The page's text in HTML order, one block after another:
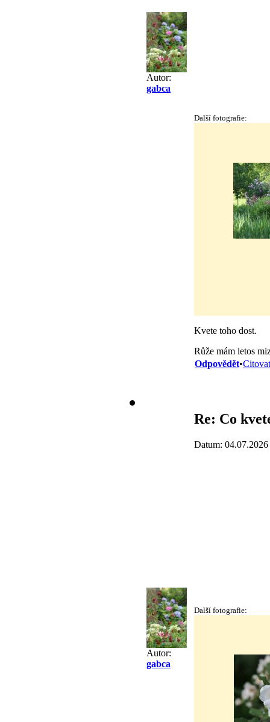
Autor:
gabca
Další fotografie:
Kvete toho dost.
Růže mám letos
Odpovědět•Citovat
Autor:
gabca
Re: Co
Datum: 04.07.2026
Další fotografie: